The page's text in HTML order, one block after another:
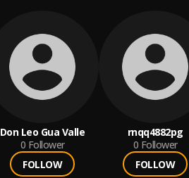
Don Leo Gua Valle
0 Follower
FOLLOW
rnqq4882pg
0 Follower
FOLLOW